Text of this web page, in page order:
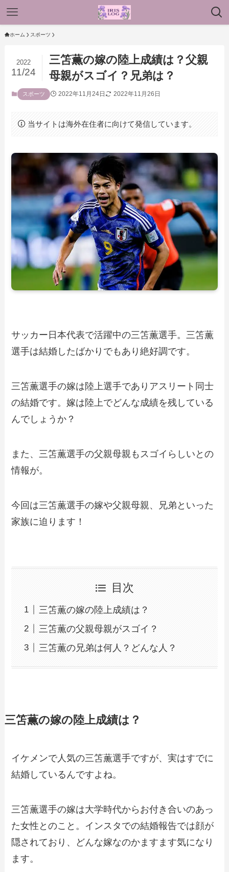
ホーム スポーツ
三笘薫の嫁の陸上成績は？父親
母親がスゴイ？兄弟は？
2022
11/24
スポーツ 2022年11月24日 2022年11月26日
当サイトは海外在住者に向けて発信しています。
サッカー日本代表で活躍中の三笘薫選手。三笘薫
選手は結婚したばかりでもあり絶好調です。
三笘薫選手の嫁は陸上選手でありアスリート同士
の結婚です。嫁は陸上でどんな成績を残している
んでしょうか？
また、三笘薫選手の父親母親もスゴイらしいとの
情報が。
今回は三笘薫選手の嫁や父親母親、兄弟といった
家族に迫ります！
目次
三笘薫の嫁の陸上成績は？
三笘薫の父親母親がスゴイ？
三笘薫の兄弟は何人？どんな人？
三笘薫の嫁の陸上成績は？
イケメンで人気の三笘薫選手ですが、実はすでに
結婚しているんですよね。
三笘薫選手の嫁は大学時代からお付き合いのあっ
た女性とのこと。インスタでの結婚報告では顔が
隠されており、どんな嫁なのかますます気になり
ます。